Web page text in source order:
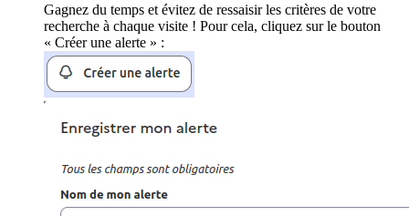
Gagnez du temps et évitez de ressaisir les critères de votre
recherche à chaque visite ! Pour cela, cliquez sur le bouton
« Créer une alerte » :